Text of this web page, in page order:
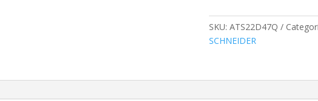
SKU: ATS22D47Q
SCHNEIDER